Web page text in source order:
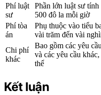
Phí luật
sư
Phần lớn luật sư
500 đô la mỗi giờ
Phí tòa
án
Phụ thuộc vào tiểu
vài trăm đến vài
Chi phí
khác
Bao gồm các yêu
và các yêu cầu
thể
Kết luận